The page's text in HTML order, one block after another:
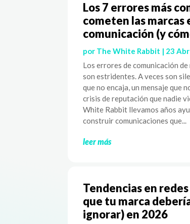
Los 7 errores más
cometen las marcas
comunicación (y
por The White Rabbit | 23
Los errores de comunicación
son estridentes. A veces son
que no encaja, un mensaje que
crisis de reputación que nadie
White Rabbit llevamos años
construir comunicaciones que...
leer más
Tendencias en
que tu marca
ignorar) en 2026